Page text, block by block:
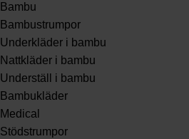
Bambu
Bambustrumpor
Underkläder i bambu
Nattkläder i bambu
Underställ i bambu
Bambukläder
Medical
Stödstrumpor